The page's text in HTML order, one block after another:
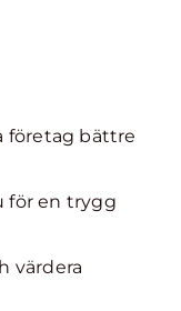
företag bättre
för en trygg
värdera